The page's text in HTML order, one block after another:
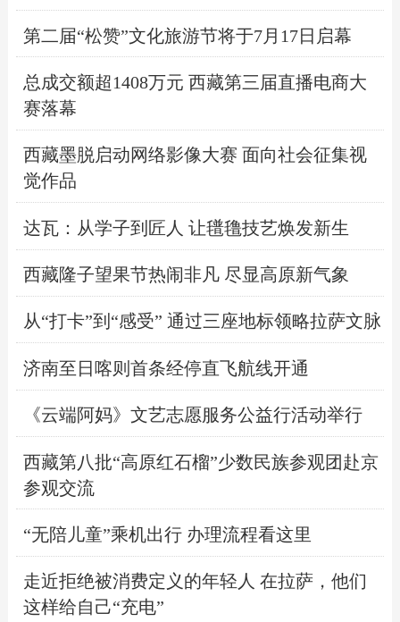
第二届“松赞”文化旅游节将于7月17日启幕
总成交额超1408万元 西藏第三届直播电商大
赛落幕
西藏墨脱启动网络影像大赛 面向社会征集视
觉作品
达瓦：从学子到匠人 让氆氇技艺焕发新生
西藏隆子望果节热闹非凡 尽显高原新气象
从“打卡”到“感受” 通过三座地标领略拉萨文脉
济南至日喀则首条经停直飞航线开通
《云端阿妈》文艺志愿服务公益行活动举行
西藏第八批“高原红石榴”少数民族参观团赴京
参观交流
“无陪儿童”乘机出行 办理流程看这里
走近拒绝被消费定义的年轻人 在拉萨，他们
这样给自己“充电”